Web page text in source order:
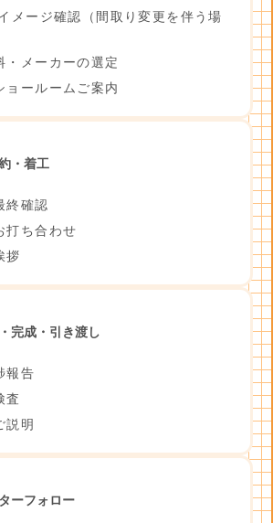
メージ確認（間取り変更を伴う場
・メーカーの選定
ョールームご案内
・着工
終確認
打ち合わせ
拶
完成・引き渡し
報告
査
説明
ーフォロー